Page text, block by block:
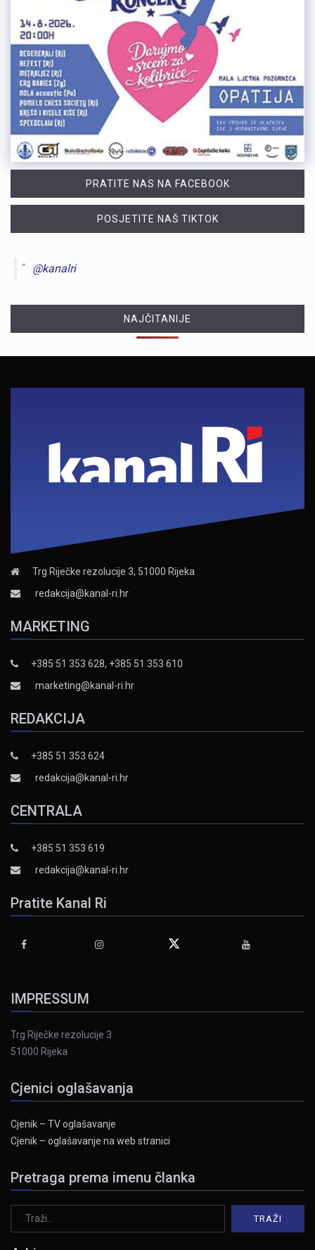
PRATITE NAS NA FACEBOOK
POSJETITE NAŠ TIKTOK
@kanalri
NAJČITANIJE
Trg Riječke rezolucije 3, 51000 Rijeka
redakcija@kanal-ri.hr
MARKETING
+385 51 353 628, +385 51 353 610
marketing@kanal-ri.hr
REDAKCIJA
+385 51 353 624
redakcija@kanal-ri.hr
CENTRALA
+385 51 353 619
redakcija@kanal-ri.hr
Pratite Kanal Ri
IMPRESSUM
Trg Riječke rezolucije 3
51000 Rijeka
Cjenici oglašavanja
Cjenik – TV oglašavanje
Cjenik – oglašavanje na web stranici
Pretraga prema imenu članka